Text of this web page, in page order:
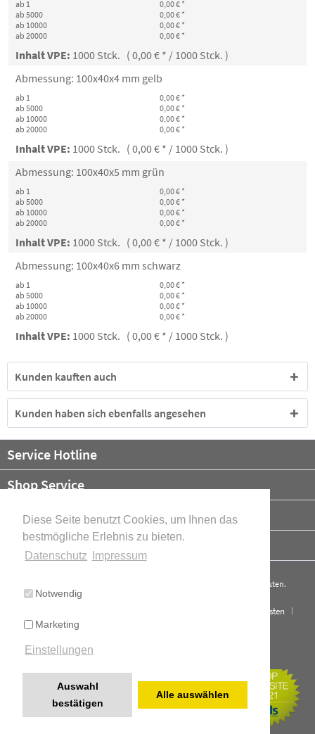
Diese Seite benutzt Cookies, um Ihnen das
bestmögliche Erlebnis zu bieten.
Datenschutz
Impressum
Notwendig
Marketing
Einstellungen
Auswahl
bestätigen
Alle auswählen
ab 1
0,00 € *
ab 5000
0,00 € *
ab 10000
0,00 € *
ab 20000
0,00 € *
Inhalt VPE: 1000 Stck. ( 0,00 € * / 1000 Stck. )
Abmessung: 100x40x4 mm gelb
ab 1
0,00 € *
ab 5000
0,00 € *
ab 10000
0,00 € *
ab 20000
0,00 € *
Inhalt VPE: 1000 Stck. ( 0,00 € * / 1000 Stck. )
Abmessung: 100x40x5 mm grün
ab 1
0,00 € *
ab 5000
0,00 € *
ab 10000
0,00 € *
ab 20000
0,00 € *
Inhalt VPE: 1000 Stck. ( 0,00 € * / 1000 Stck. )
Abmessung: 100x40x6 mm schwarz
ab 1
0,00 € *
ab 5000
0,00 € *
ab 10000
0,00 € *
ab 20000
0,00 € *
Inhalt VPE: 1000 Stck. ( 0,00 € * / 1000 Stck. )
Kunden kauften auch
Kunden haben sich ebenfalls angesehen
Service Hotline
Shop Service
Informationen
Newsletter
Versandkosten.
Versand und Kosten
Realisiert mit Shopware